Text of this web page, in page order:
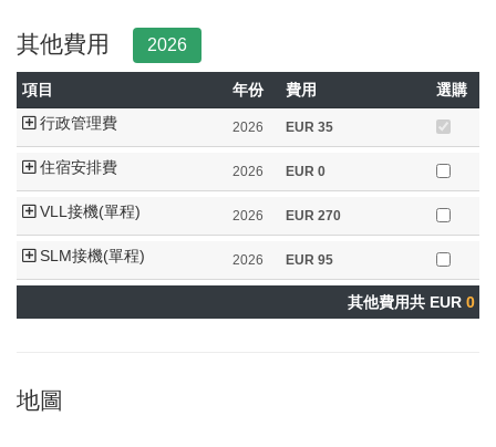
其他費用 2026
項目 年份 費用
選購
行政管理費
2026 EUR 35
住宿安排費 2026 EUR 0
VLL接機(單程) 2026 EUR 270
SLM接機(單程) 2026 EUR 95
其他費用共 EUR 0
地圖